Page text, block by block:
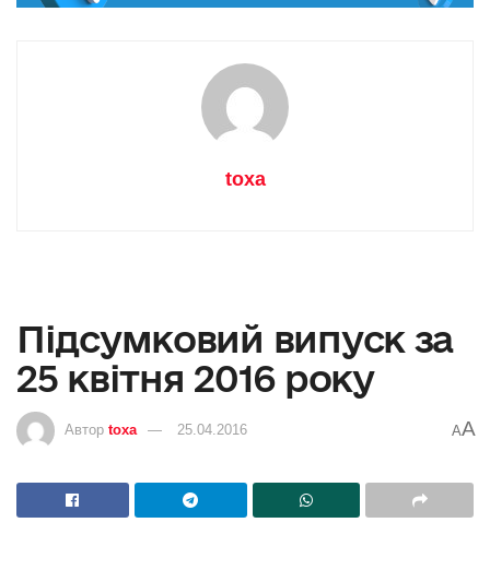
toxa
Підсумковий випуск за
25 квітня 2016 року
Автор toxa 25.04.2016 AA